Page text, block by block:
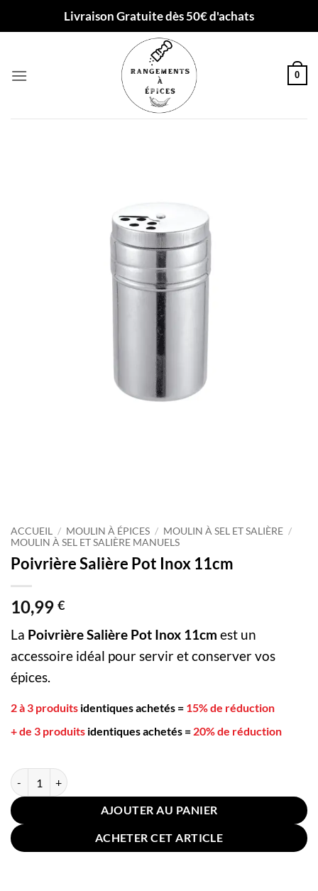
Livraison Gratuite dès 50€ d'achats
0
ACCUEIL / MOULIN À ÉPICES / MOULIN À SEL ET SALIÈRE /
MOULIN À SEL ET SALIÈRE MANUELS
Poivrière Salière Pot Inox 11cm
10,99 €
La Poivrière Salière Pot Inox 11cm est un
accessoire idéal pour servir et conserver vos
épices.
2 à 3 produits identiques achetés = 15% de réduction
+ de 3 produits identiques achetés = 20% de réduction
quantité de Poivrière Salière Pot Inox 11cm
AJOUTER AU PANIER
ACHETER CET ARTICLE